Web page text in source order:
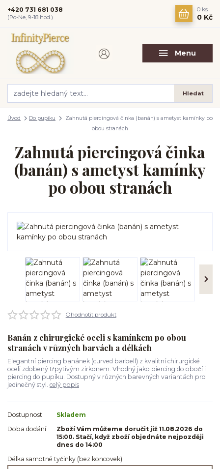
Menu
Hledat
+420 731 681 038
(Po-Ne, 9-18 hod.)
0 ks
0 Kč
Úvod Do pupíku
Zahnutá piercingová činka (banán) s ametyst kamínky po
obou stranách
Zahnutá piercingová činka
(banán) s ametyst kamínky
po obou stranách
Ohodnotit produkt
Banán z chirurgické oceli s kamínkem po obou
stranách v různých barvách a délkách
Elegantní piercing banánek (curved barbell) z kvalitní chirurgické
oceli zdobený třpytivým zirkonem. Vhodný jako piercing do obočí i
piercing do pupíku. Dostupný v různých barevných variantách pro
jedinečný styl. celý popis
Dostupnost
Skladem
Doba dodání
Zboží Vám můžeme doručit již 11.08.2026 do
15:00. Stačí, když zboží objednáte nejpozději
dnes do 14:00
Délka samotné tyčinky (bez koncovek)